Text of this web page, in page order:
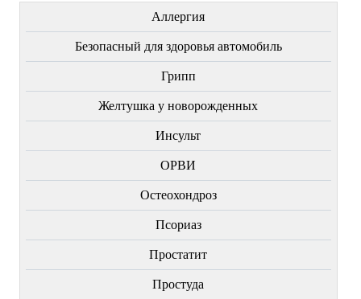
Аллергия
Безопасный для здоровья автомобиль
Грипп
Желтушка у новорожденных
Инсульт
ОРВИ
Остеохондроз
Пcориаз
Простатит
Простуда